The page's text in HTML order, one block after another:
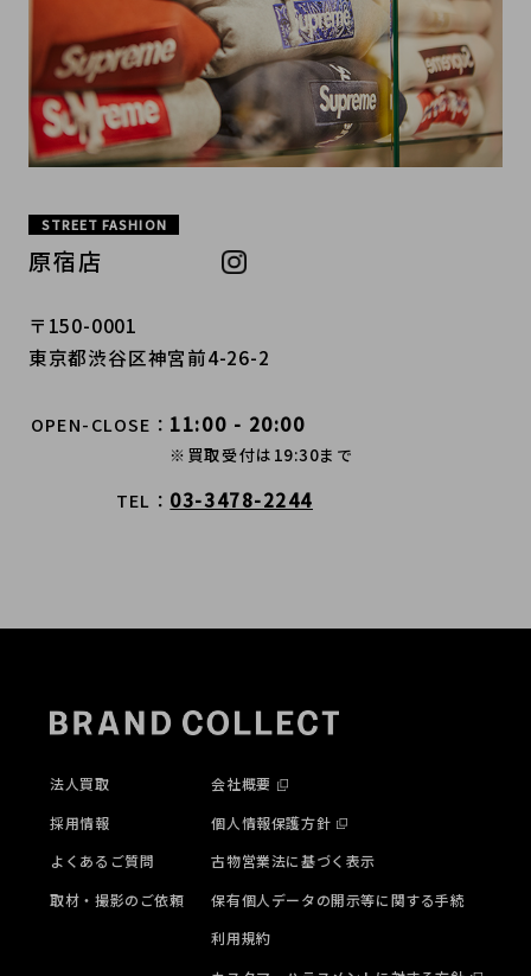
STREET FASHION
原宿店
〒150-0001
東京都渋谷区神宮前4-26-2
OPEN-CLOSE 11:00 - 20:00
※買取受付は19:30まで
TEL 03-3478-2244
法人買取
採用情報
よくあるご質問
取材・撮影のご依頼
会社概要
個人情報保護方針
古物営業法に基づく表示
保有個人データの開示等に関する手続
利用規約